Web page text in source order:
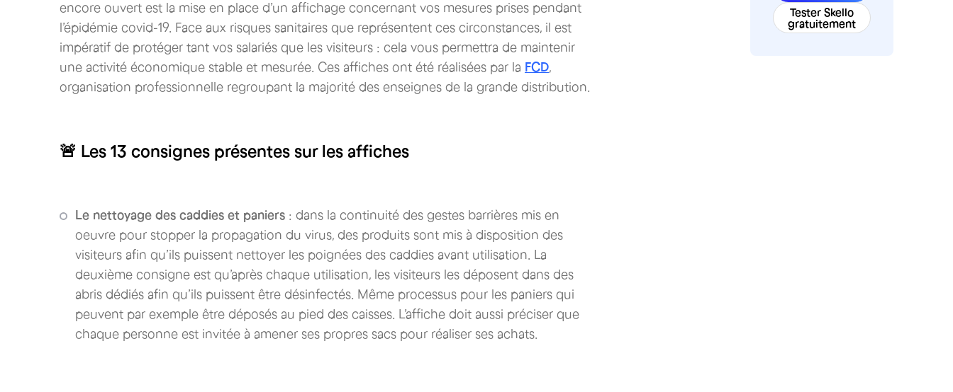
encore ouvert est la mise en place d’un affichage concernant vos mesures prises pendant
l’épidémie covid-19. Face aux risques sanitaires que représentent ces circonstances, il est
impératif de protéger tant vos salariés que les visiteurs : cela vous permettra de maintenir
une activité économique stable et mesurée. Ces affiches ont été réalisées par la FCD,
organisation professionnelle regroupant la majorité des enseignes de la grande distribution.
🚨 Les 13 consignes présentes sur les affiches
Le nettoyage des caddies et paniers : dans la continuité des gestes barrières mis en
oeuvre pour stopper la propagation du virus, des produits sont mis à disposition des
visiteurs afin qu’ils puissent nettoyer les poignées des caddies avant utilisation. La
deuxième consigne est qu’après chaque utilisation, les visiteurs les déposent dans des
abris dédiés afin qu’ils puissent être désinfectés. Même processus pour les paniers qui
peuvent par exemple être déposés au pied des caisses. L’affiche doit aussi préciser que
chaque personne est invitée à amener ses propres sacs pour réaliser ses achats.
Tester Skello
gratuitement